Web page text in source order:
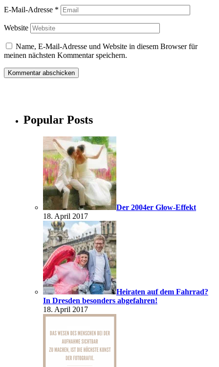
E-Mail-Adresse *
Website
Name, E-Mail-Adresse und Website in diesem Browser für
meinen nächsten Kommentar speichern.
Popular Posts
Der 2004er Glow-Effekt
18. April 2017
Heiraten auf dem Fahrrad?
In Dresden besonders abgefahren!
18. April 2017